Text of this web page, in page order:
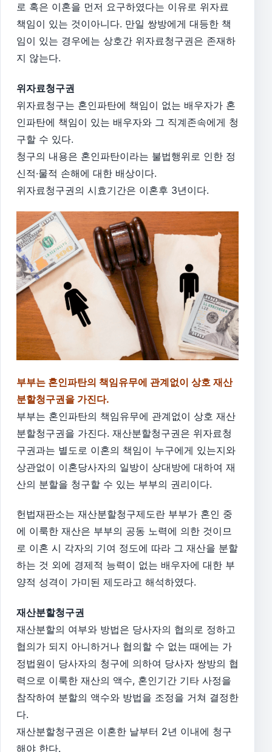
로 혹은 이혼을 먼저 요구하였다는 이유로 위자료
책임이 있는 것이아니다. 만일 쌍방에게 대등한 책
임이 있는 경우에는 상호간 위자료청구권은 존재하
지 않는다.
위자료청구권
위자료청구는 혼인파탄에 책임이 없는 배우자가 혼
인파탄에 책임이 있는 배우자와 그 직계존속에게 청
구할 수 있다.
청구의 내용은 혼인파탄이라는 불법행위로 인한 정
신적·물적 손해에 대한 배상이다.
위자료청구권의 시효기간은 이혼후 3년이다.
부부는 혼인파탄의 책임유무에 관계없이 상호 재산
분할청구권을 가진다.
부부는 혼인파탄의 책임유무에 관계없이 상호 재산
분할청구권을 가진다. 재산분할청구권은 위자료청
구권과는 별도로 이혼의 책임이 누구에게 있는지와
상관없이 이혼당사자의 일방이 상대방에 대하여 재
산의 분할을 청구할 수 있는 부부의 권리이다.
헌법재판소는 재산분할청구제도란 부부가 혼인 중
에 이룩한 재산은 부부의 공동 노력에 의한 것이므
로 이혼 시 각자의 기여 정도에 따라 그 재산을 분할
하는 것 외에 경제적 능력이 없는 배우자에 대한 부
양적 성격이 가미된 제도라고 해석하였다.
재산분할청구권
재산분할의 여부와 방법은 당사자의 협의로 정하고
협의가 되지 아니하거나 협의할 수 없는 때에는 가
정법원이 당사자의 청구에 의하여 당사자 쌍방의 협
력으로 이룩한 재산의 액수, 혼인기간 기타 사정을
참작하여 분할의 액수와 방법을 조정을 거쳐 결정한
다.
재산분할청구권은 이혼한 날부터 2년 이내에 청구
해야 한다.